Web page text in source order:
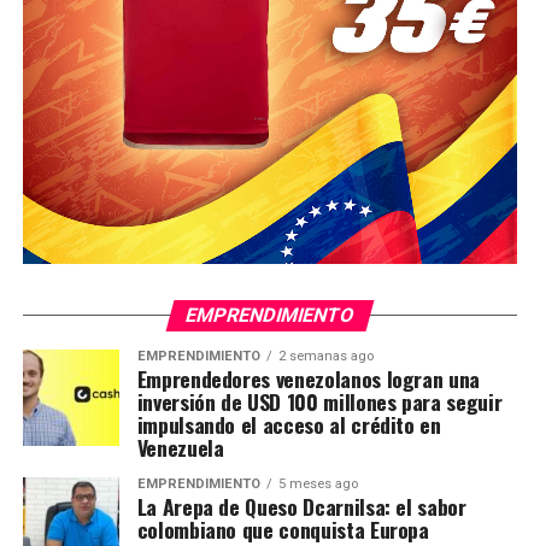
EMPRENDIMIENTO
EMPRENDIMIENTO 2 semanas ago
Emprendedores venezolanos logran una
inversión de USD 100 millones para seguir
impulsando el acceso al crédito en
Venezuela
EMPRENDIMIENTO 5 meses ago
La Arepa de Queso Dcarnilsa: el sabor
colombiano que conquista Europa